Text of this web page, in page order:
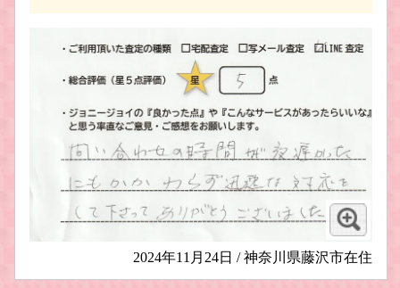
2024年11月24日 / 神奈川県藤沢市在住